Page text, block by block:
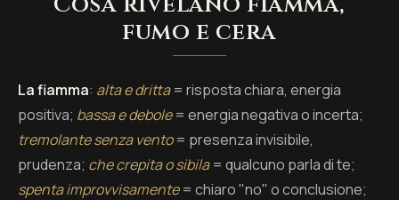
fumo e cera
La fiamma: alta e dritta= risposta chiara, energia
positiva; bassa e debole= energia negativa o incerta;
tremolante senza vento= presenza invisibile,
prudenza; che crepita o sibila= qualcuno parla di te;
spenta improvvisamente= chiaro "no" o conclusione;